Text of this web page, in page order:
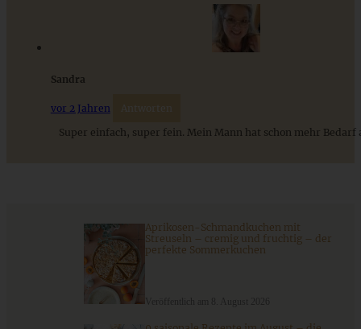
Das beste Rezept für Omas lockeren und buttrigen
Sandra
vor 2 Jahren Antworten
Super einfach, super fein. Mein Mann hat schon mehr Bedarf
Aprikosen-Schmandkuchen mit
Streuseln – cremig und fruchtig – der
perfekte Sommerkuchen
Veröffentlich am 8. August 2026